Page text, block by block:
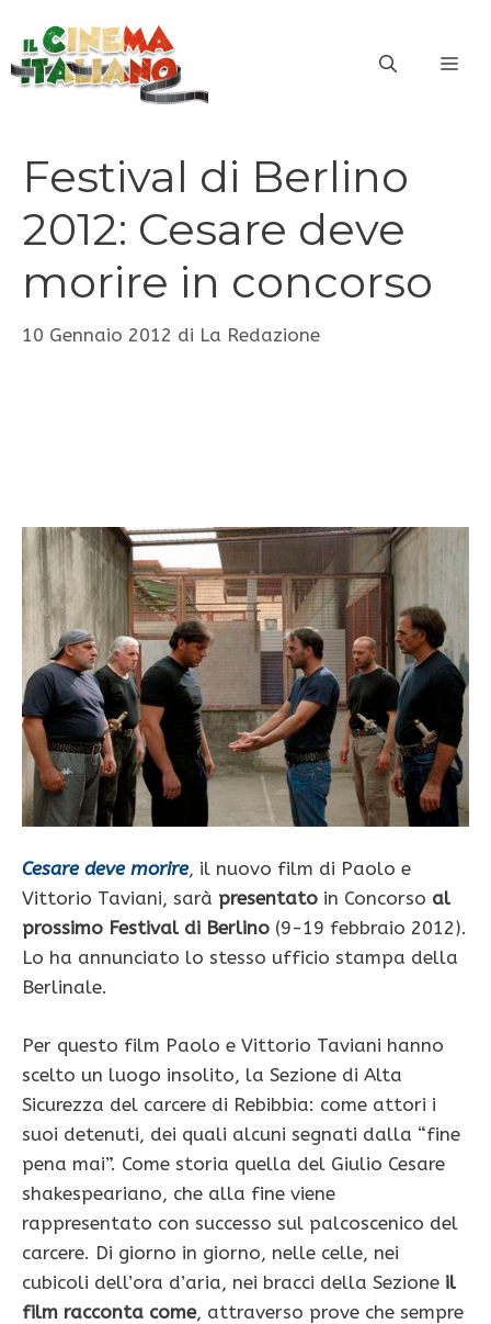
contenuto
Festival di Berlino
2012: Cesare deve
morire in concorso
10 Gennaio 2012 di La Redazione
Cesare deve morire, il nuovo film di Paolo e
Vittorio Taviani, sarà presentato in Concorso al
prossimo Festival di Berlino (9-19 febbraio 2012).
Lo ha annunciato lo stesso ufficio stampa della
Berlinale.
Per questo film Paolo e Vittorio Taviani hanno
scelto un luogo insolito, la Sezione di Alta
Sicurezza del carcere di Rebibbia: come attori i
suoi detenuti, dei quali alcuni segnati dalla “fine
pena mai”. Come storia quella del Giulio Cesare
shakespeariano, che alla fine viene
rappresentato con successo sul palcoscenico del
carcere. Di giorno in giorno, nelle celle, nei
cubicoli dell’ora d’aria, nei bracci della Sezione il
film racconta come, attraverso prove che sempre